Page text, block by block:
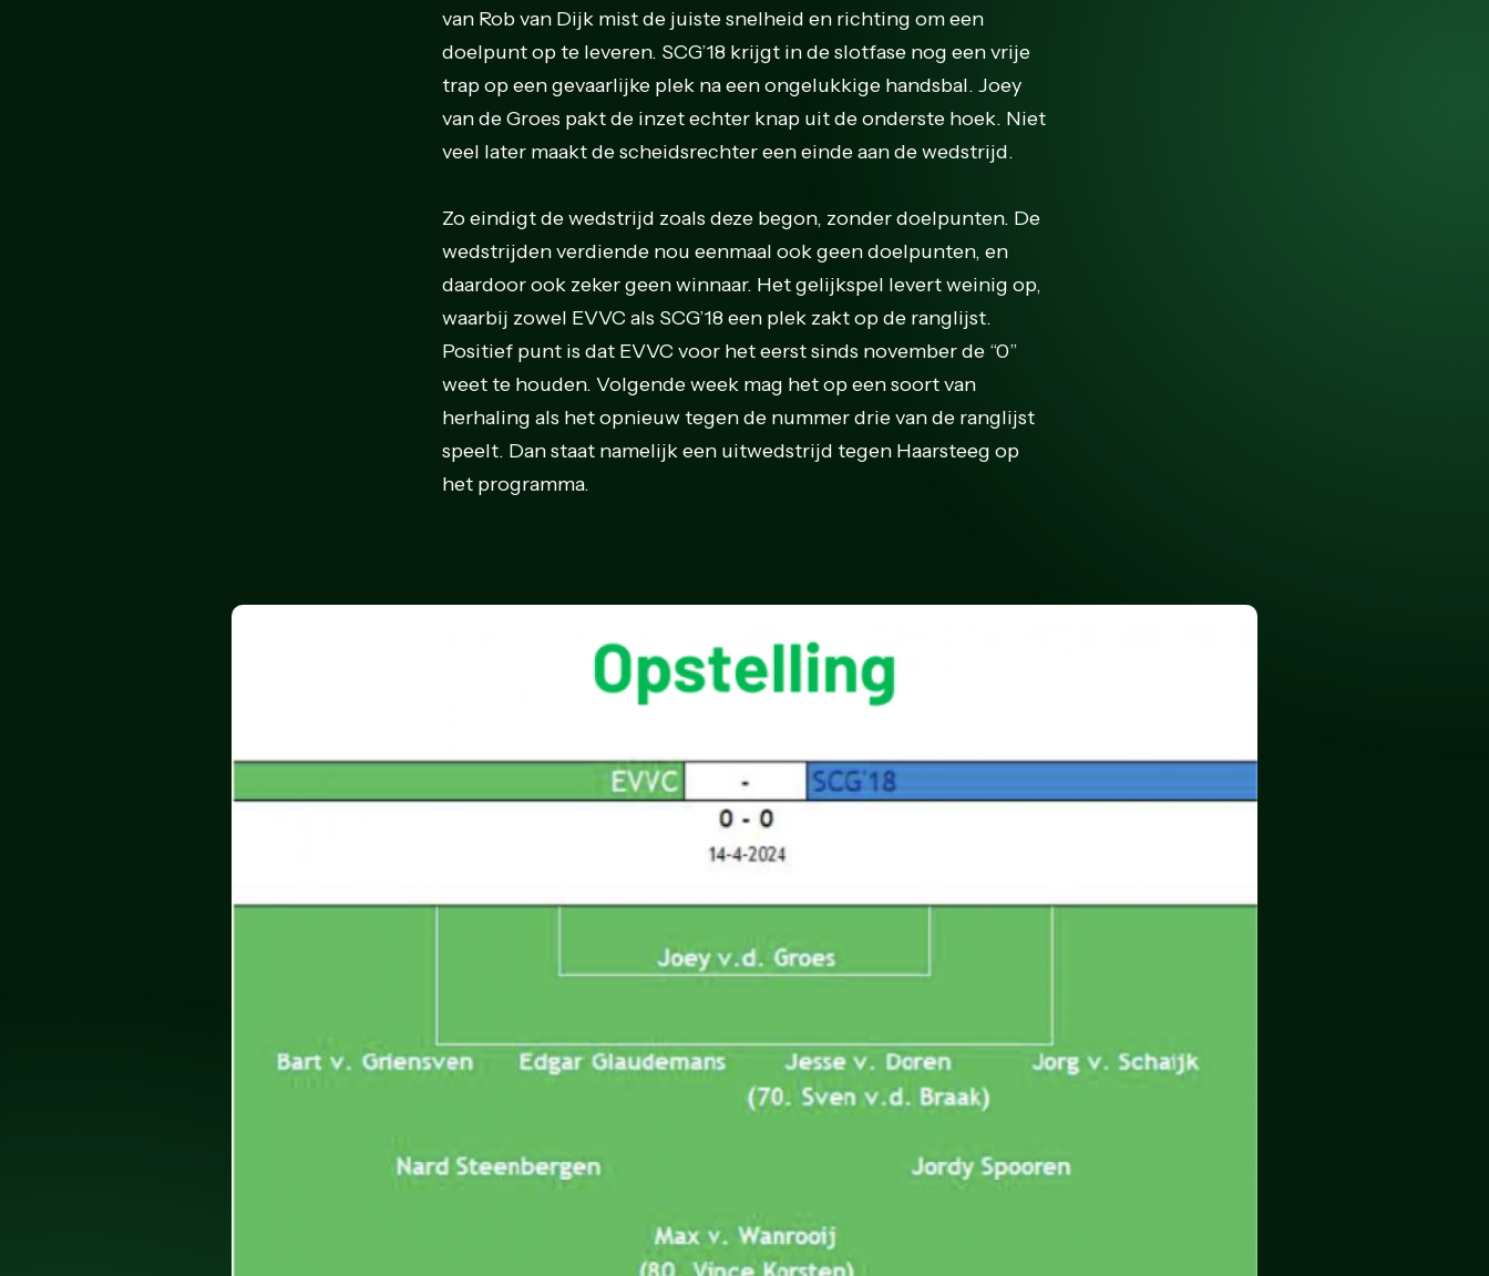
van Rob van Dijk mist de juiste snelheid en richting om een
doelpunt op te leveren. SCG’18 krijgt in de slotfase nog een vrije
trap op een gevaarlijke plek na een ongelukkige handsbal. Joey
van de Groes pakt de inzet echter knap uit de onderste hoek. Niet
veel later maakt de scheidsrechter een einde aan de wedstrijd.
Zo eindigt de wedstrijd zoals deze begon, zonder doelpunten. De
wedstrijden verdiende nou eenmaal ook geen doelpunten, en
daardoor ook zeker geen winnaar. Het gelijkspel levert weinig op,
waarbij zowel EVVC als SCG’18 een plek zakt op de ranglijst.
Positief punt is dat EVVC voor het eerst sinds november de “0”
weet te houden. Volgende week mag het op een soort van
herhaling als het opnieuw tegen de nummer drie van de ranglijst
speelt. Dan staat namelijk een uitwedstrijd tegen Haarsteeg op
het programma.